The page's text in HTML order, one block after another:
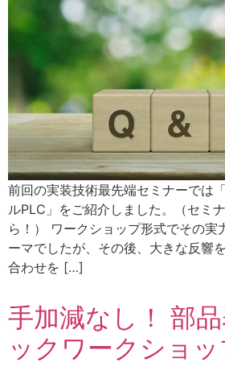
前回の実装技術最先端セミナーでは
ルPLC」をご紹介しました。（セミ
ら！） ワークショップ形式でその実
ーマでしたが、その後、大きな反響
合わせを […]
手加減なし！ 部
ックワークショ